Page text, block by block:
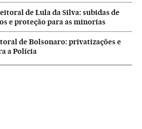
de Lula da Silva: subidas de
e proteção para as minorias
de Bolsonaro: privatizações e
a Polícia